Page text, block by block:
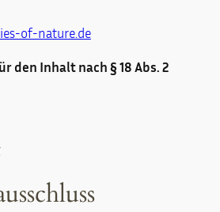
of-nature.de
den Inhalt nach § 18 Abs. 2